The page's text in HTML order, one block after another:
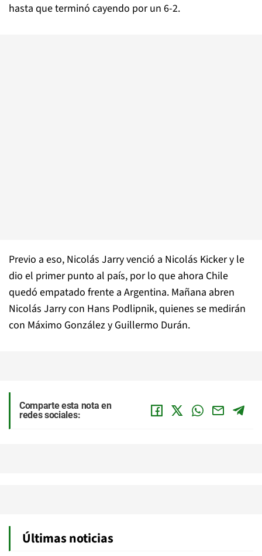
hasta que terminó cayendo por un 6-2.
Previo a eso, Nicolás Jarry venció a Nicolás Kicker y le
dio el primer punto al país, por lo que ahora Chile
quedó empatado frente a Argentina. Mañana abren
Nicolás Jarry con Hans Podlipnik, quienes se medirán
con Máximo González y Guillermo Durán.
Comparte esta nota en
redes sociales:
Últimas noticias